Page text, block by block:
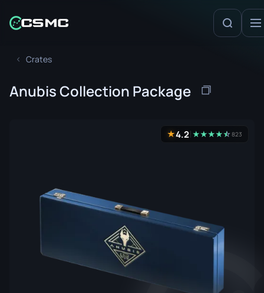
Crates
Anubis Collection Package
★4.2 ★★★★★
☆823